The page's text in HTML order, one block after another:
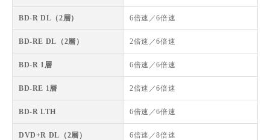
BD-R DL（2層） 6倍速／6倍速
BD-RE DL（2層） 2倍速／6倍速
BD-R 1層 6倍速／6倍速
BD-RE 1層 2倍速／6倍速
BD-R LTH 6倍速／6倍速
DVD+R DL（2層） 6倍速／8倍速